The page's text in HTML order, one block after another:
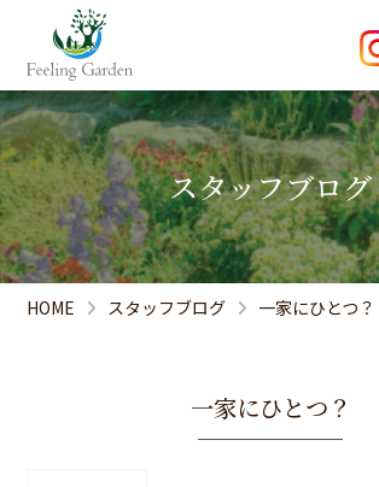
スタッフブログ
HOME スタッフブログ 一家にひとつ？
一家にひとつ？